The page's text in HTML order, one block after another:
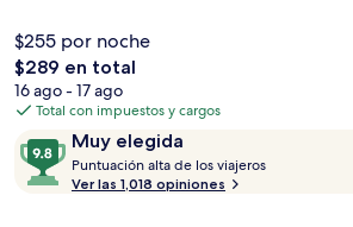
para el desayuno y la comida. Otros servicios
destacar de este resort de lujo son sus 2
lento y su bar junto a la alberca. La alberca y el
reciben muy buenas calificaciones de otros
$255 por noche
El
precio
total
de
$289
$289 en total
16 ago - 17 ago
Total con impuestos y cargos
OpinionesMuy elegida
9.8
de
10,
Puntuación alta de los viajeros
Ver las 1,018 opiniones